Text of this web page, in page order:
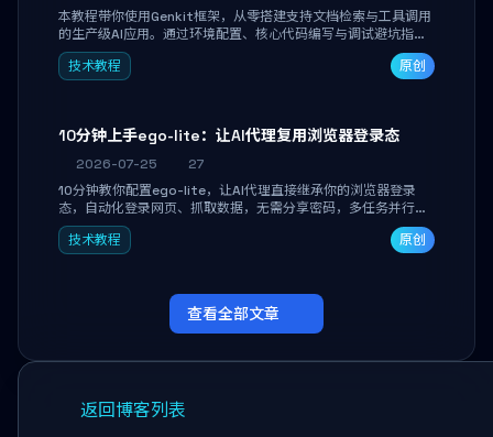
本教程带你使用Genkit框架，从零搭建支持文档检索与工具调用
的生产级AI应用。通过环境配置、核心代码编写与调试避坑指
南，学完即可掌握多模型切换、RAG管道构建及函数调用注册，
独立开发高效AI智能体。
技术教程 原创
10分钟上手ego-lite：让AI代理复用浏览器登录态
2026-07-25
27
10分钟教你配置ego-lite，让AI代理直接继承你的浏览器登录
态，自动化登录网页、抓取数据，无需分享密码，多任务并行不
干扰日常使用。
技术教程
原创
查看全部文章
返回博客列表